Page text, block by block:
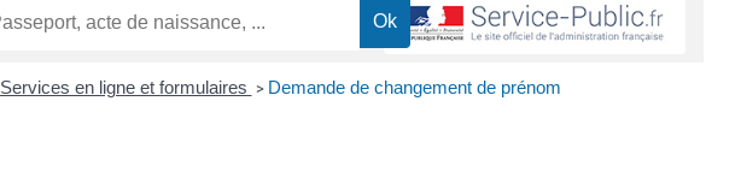
Services en ligne et formulaires > Demande de changement de prénom